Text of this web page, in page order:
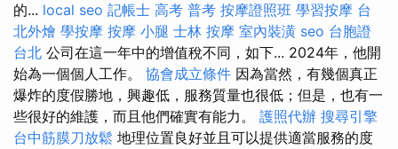
的... local seo 記帳士 高考 普考 按摩證照班 學習按摩 台
北外燴 學按摩 按摩 小腿 士林 按摩 室內裝潢 seo 台胞證
台北 公司在這一年中的增值稅不同，如下... 2024年，他開
始為一個個人工作。 協會成立條件 因為當然，有幾個真正
爆炸的度假勝地，興趣低，服務質量也很低；但是，也有一
些很好的維護，而且他們確實有能力。 護照代辦 搜尋引擎
台中筋膜刀放鬆 地理位置良好並且可以提供適當服務的度